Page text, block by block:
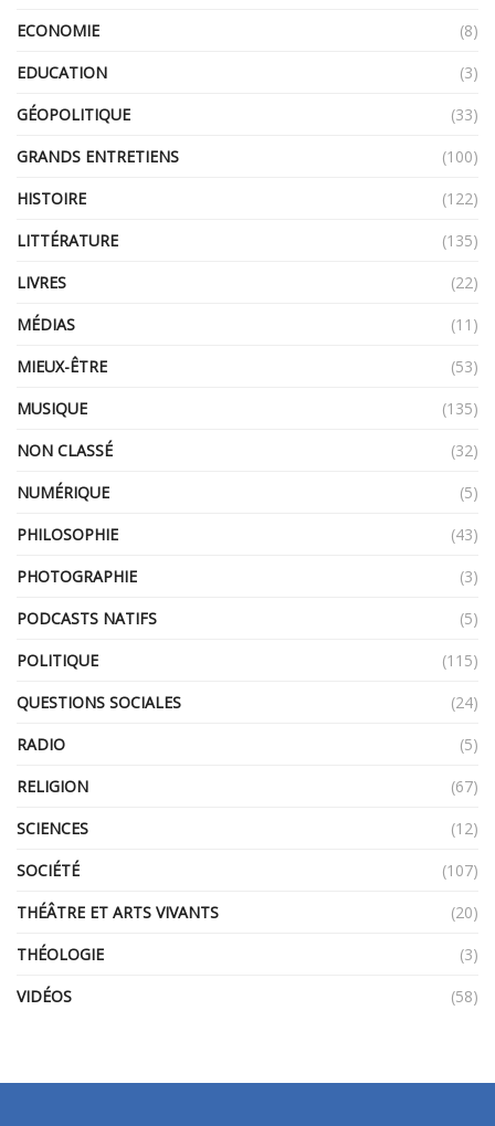
ECONOMIE
(8)
EDUCATION
(3)
GÉOPOLITIQUE
(33)
GRANDS ENTRETIENS
(100)
HISTOIRE
(122)
LITTÉRATURE
(135)
LIVRES
(22)
MÉDIAS
(11)
MIEUX-ÊTRE
(53)
MUSIQUE
(135)
NON CLASSÉ
(32)
NUMÉRIQUE
(5)
PHILOSOPHIE
(43)
PHOTOGRAPHIE
(3)
PODCASTS NATIFS
(5)
POLITIQUE
(115)
QUESTIONS SOCIALES
(24)
RADIO
(5)
RELIGION
(67)
SCIENCES
(12)
SOCIÉTÉ
(107)
THÉÂTRE ET ARTS VIVANTS
(20)
THÉOLOGIE
(3)
VIDÉOS
(58)